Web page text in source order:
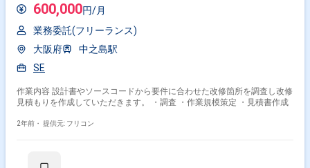
600,000円/月
業務委託(フリーランス)
大阪府
中之島駅
SE
作業内容 設計書やソースコードから要件に合わせた改修箇所を調査し改修
見積もりを作成していただきます。 ・調査 ・作業規模策定 ・見積書作成
2年前・ 提供元: フリコン